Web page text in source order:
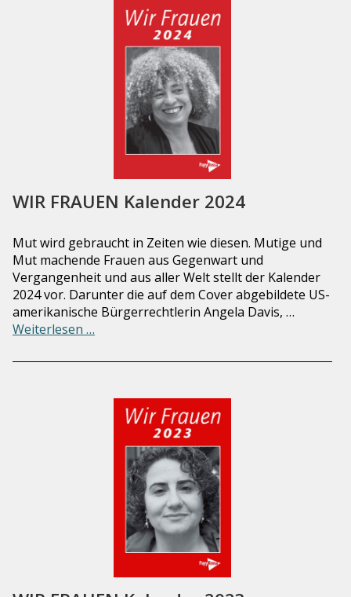
WIR FRAUEN Kalender 2024
Mut wird gebraucht in Zeiten wie diesen. Mutige und
Mut machende Frauen aus Gegenwart und
Vergangenheit und aus aller Welt stellt der Kalender
2024 vor. Darunter die auf dem Cover abgebildete US-
amerikanische Bürgerrechtlerin Angela Davis, …
Weiterlesen …